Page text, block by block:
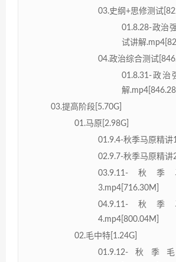
03.史纲+思修测试
01.8.28-政治
试讲解
04.政治综合测试
01.8.31-政治
解
03.提高阶段[5.70G]
01.马原[2.98G]
01.9.4-秋季马原精讲
02.9.7-秋季马原精讲
03.9.11-秋
3.mp4[716.30M]
04.9.11-秋
4.mp4[800.04M]
02.毛中特[1.24G]
01.9.12-秋季